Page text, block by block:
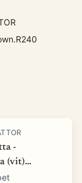
-
(vit)
80 cm)